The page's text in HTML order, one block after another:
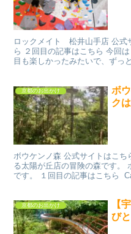
ロックメイト 松井山手店 公式
ら ２回目の記事はこちら 今回
目も楽しかったみたいで、ずっ
京都のお出かけ
ボ
ク
ボウケンノ森 公式サイトはこ
る太陽が丘店の冒険の森です。
です。 １回目の記事はこちら
京都のお出かけ
【
び